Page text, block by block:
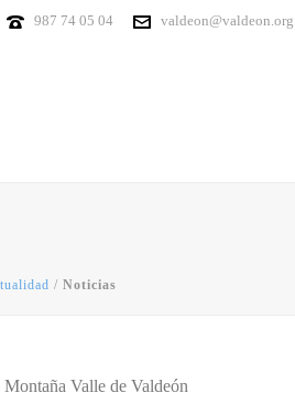
987 74 05 04 valdeon@valdeon.org
/ Noticias